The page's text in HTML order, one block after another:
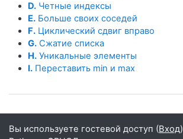
D. Четные индексы
E. Больше своих соседей
F. Циклический сдвиг вправо
G. Сжатие списка
H. Уникальные элементы
I. Переставить min и max
Вы используете гостевой доступ (Вход)